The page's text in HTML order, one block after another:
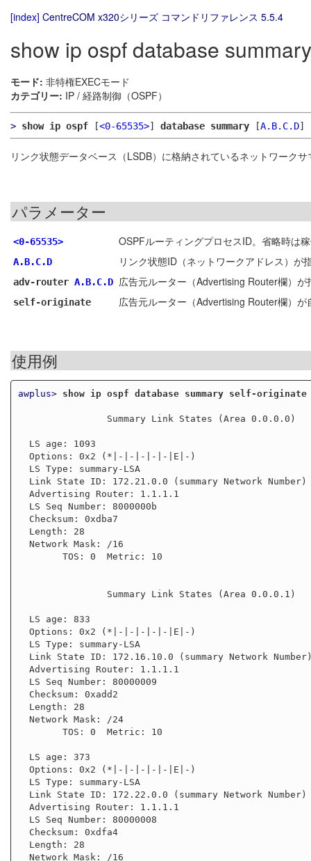
[index] CentreCOM x320シリーズ コマンドリファレンス 5.5.4
show ip ospf database summary
モード: 非特権EXECモード
カテゴリー: IP / 経路制御（OSPF）
> show ip ospf [<0-65535>] database summary [A.B.C.D]
リンク状態データベース（LSDB）に格納されているネットワーク
パラメーター
<0-65535> OSPFルーティングプロセスID。省略時は
A.B.C.D リンク状態ID（ネットワークアドレス）が
adv-router A.B.C.D 広告元ルーター（Advertising Router欄）
self-originate 広告元ルーター（Advertising Router欄）
使用例
awplus> show ip ospf database summary self-originate